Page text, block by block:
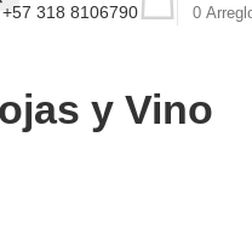
+57 318 8106790
0
y Vino